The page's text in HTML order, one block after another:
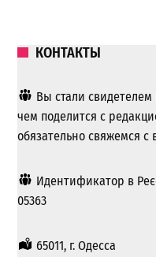
КОНТАКТЫ
Вы стали свидетелем
чем поделится с
обязательно свяжемся с
Идентификатор в
05363
65011, г. Одесса